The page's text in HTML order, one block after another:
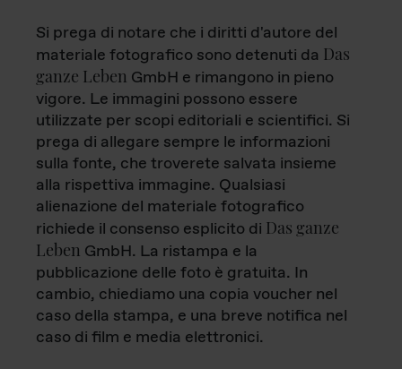
Si prega di notare che i diritti d'autore del
materiale fotografico sono detenuti da Das
ganze Leben GmbH e rimangono in pieno
vigore. Le immagini possono essere
utilizzate per scopi editoriali e scientifici. Si
prega di allegare sempre le informazioni
sulla fonte, che troverete salvata insieme
alla rispettiva immagine. Qualsiasi
alienazione del materiale fotografico
richiede il consenso esplicito di Das ganze
Leben GmbH. La ristampa e la
pubblicazione delle foto è gratuita. In
cambio, chiediamo una copia voucher nel
caso della stampa, e una breve notifica nel
caso di film e media elettronici.